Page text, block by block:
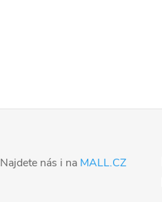
Najdete nás i na MALL.CZ